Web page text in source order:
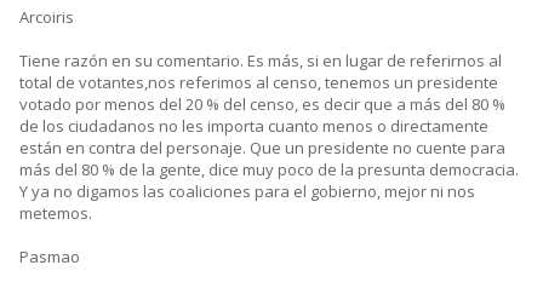
Arcoiris
Tiene razón en su comentario. Es más, si en lugar de referirnos al
total de votantes,nos referimos al censo, tenemos un presidente
votado por menos del 20 % del censo, es decir que a más del 80 %
de los ciudadanos no les importa cuanto menos o directamente
están en contra del personaje. Que un presidente no cuente para
más del 80 % de la gente, dice muy poco de la presunta democracia.
Y ya no digamos las coaliciones para el gobierno, mejor ni nos
metemos.
Pasmao